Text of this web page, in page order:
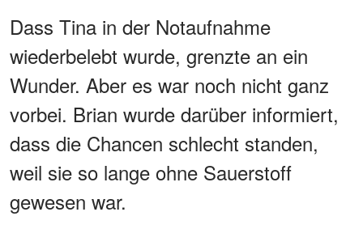
Dass Tina in der Notaufnahme
wiederbelebt wurde, grenzte an ein
Wunder. Aber es war noch nicht ganz
vorbei. Brian wurde darüber informiert,
dass die Chancen schlecht standen,
weil sie so lange ohne Sauerstoff
gewesen war.